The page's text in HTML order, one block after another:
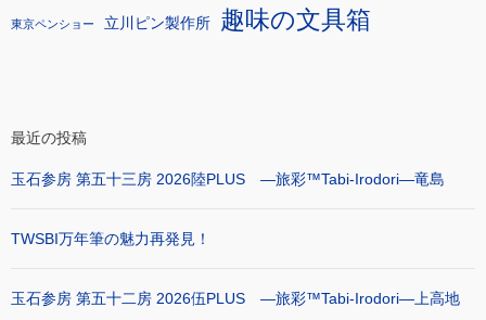
東京ペンショー 立川ピン製作所 趣味の文具箱
最近の投稿
玉石参房 第五十三房 2026陸PLUS ―旅彩™Tabi-Irodori―竜島
TWSBI万年筆の魅力再発見！
玉石参房 第五十二房 2026伍PLUS ―旅彩™Tabi-Irodori―上高地